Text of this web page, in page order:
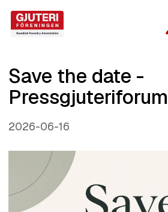
Save the date -
Pressgjuteriforum
2026-06-16